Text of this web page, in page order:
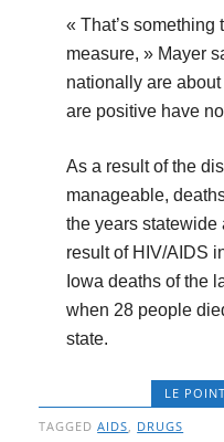
« That’s something
measure, » Mayer
nationally are
are positive have
As a result of the
manageable,
the years statewide
result of HIV/AIDS
Iowa deaths of the
when 28 people
state.
LE
TAGGEDAIDS, DRUGS